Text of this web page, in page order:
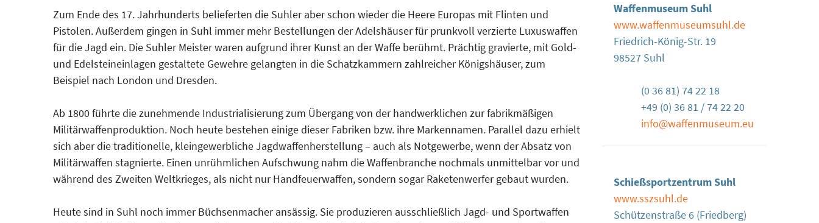
Zum Ende des 17. Jahrhunderts belieferten die Suhler aber schon wieder die Heere Europas mit Flinten und
Pistolen. Außerdem gingen in Suhl immer mehr Bestellungen der Adelshäuser für prunkvoll verzierte Luxuswaffen
für die Jagd ein. Die Suhler Meister waren aufgrund ihrer Kunst an der Waffe berühmt. Prächtig gravierte, mit Gold-
und Edelsteineinlagen gestaltete Gewehre gelangten in die Schatzkammern zahlreicher Königshäuser, zum
Beispiel nach London und Dresden.
Ab 1800 führte die zunehmende Industrialisierung zum Übergang von der handwerklichen zur fabrikmäßigen
Militärwaffenproduktion. Noch heute bestehen einige dieser Fabriken bzw. ihre Markennamen. Parallel dazu erhielt
sich aber die traditionelle, kleingewerbliche Jagdwaffenherstellung – auch als Notgewerbe, wenn der Absatz von
Militärwaffen stagnierte. Einen unrühmlichen Aufschwung nahm die Waffenbranche nochmals unmittelbar vor und
während des Zweiten Weltkrieges, als nicht nur Handfeuerwaffen, sondern sogar Raketenwerfer gebaut wurden.
Heute sind in Suhl noch immer Büchsenmacher ansässig. Sie produzieren ausschließlich Jagd- und Sportwaffen
Waffenmuseum Suhl
www.waffenmuseumsuhl.de
Friedrich-König-Str. 19
98527 Suhl
(0 36 81) 74 22 18
+49 (0) 36 81 / 74 22 20
info@waffenmuseum.eu
Schießsportzentrum Suhl
www.sszsuhl.de
Schützenstraße 6 (Friedberg)